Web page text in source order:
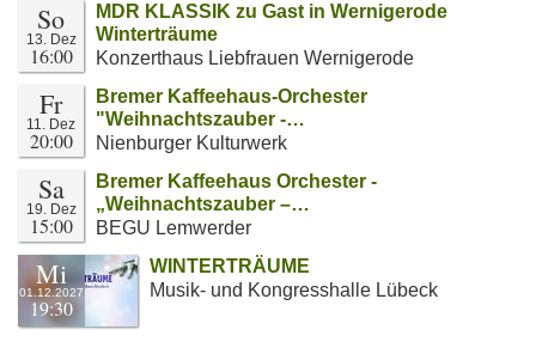
So
13. Dez
16:00
MDR KLASSIK zu Gast in Wernigerode
Winterträume
Konzerthaus Liebfrauen Wernigerode
Fr
11. Dez
20:00
Bremer Kaffeehaus-Orchester
"Weihnachtszauber -…
Nienburger Kulturwerk
Sa
19. Dez
15:00
Bremer Kaffeehaus Orchester -
„Weihnachtszauber –…
BEGU Lemwerder
Mi
01.12.2027
19:30
WINTERTRÄUME
Musik- und Kongresshalle Lübeck